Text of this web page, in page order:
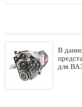
В
для